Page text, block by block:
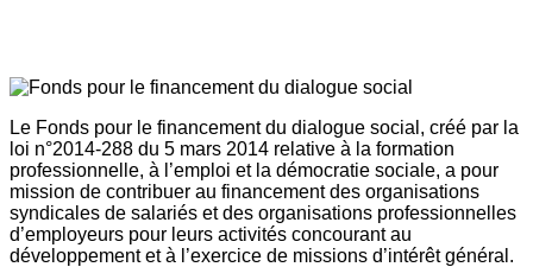
Le Fonds pour le financement du dialogue social, créé par la
loi n°2014-288 du 5 mars 2014 relative à la formation
professionnelle, à l’emploi et la démocratie sociale, a pour
mission de contribuer au financement des organisations
syndicales de salariés et des organisations professionnelles
d’employeurs pour leurs activités concourant au
développement et à l’exercice de missions d’intérêt général.